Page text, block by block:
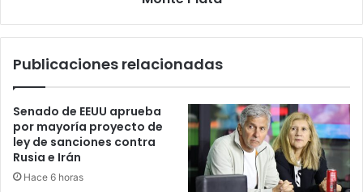
de
de
Monte
Plata
Publicaciones relacionadas
Senado de EEUU aprueba
por mayoría proyecto de
ley de sanciones contra
Rusia e Irán
Hace 6 horas